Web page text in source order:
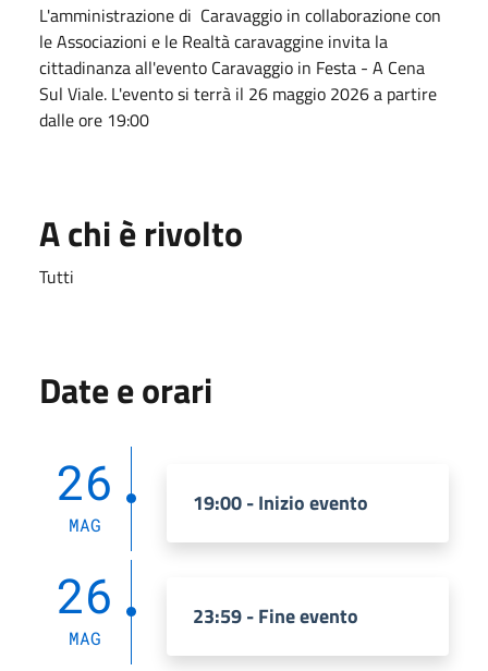
L'amministrazione di Caravaggio in collaborazione con
le Associazioni e le Realtà caravaggine invita la
cittadinanza all'evento Caravaggio in Festa - A Cena
Sul Viale. L'evento si terrà il 26 maggio 2026 a partire
dalle ore 19:00
A chi è rivolto
Tutti
Date e orari
26
MAG
19:00 - Inizio evento
26
MAG
23:59 - Fine evento